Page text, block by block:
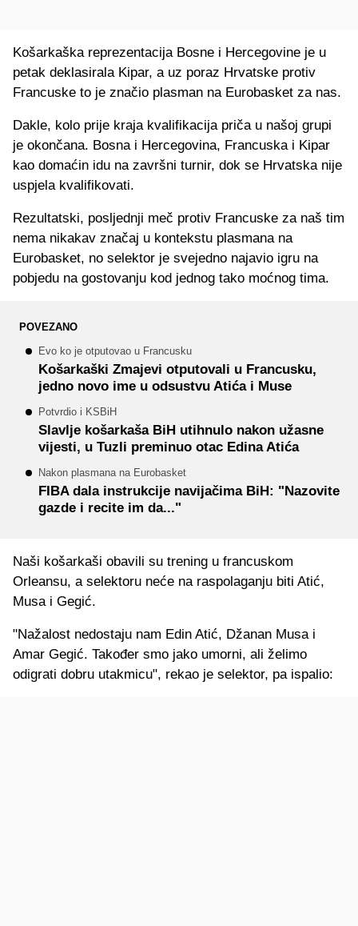
Košarkaška reprezentacija Bosne i Hercegovine je u
petak deklasirala Kipar, a uz poraz Hrvatske protiv
Francuske to je značio plasman na Eurobasket za nas.
Dakle, kolo prije kraja kvalifikacija priča u našoj grupi
je okončana. Bosna i Hercegovina, Francuska i Kipar
kao domaćin idu na završni turnir, dok se Hrvatska nije
uspjela kvalifikovati.
Rezultatski, posljednji meč protiv Francuske za naš tim
nema nikakav značaj u kontekstu plasmana na
Eurobasket, no selektor je svejedno najavio igru na
pobjedu na gostovanju kod jednog tako moćnog tima.
POVEZANO
Evo ko je otputovao u Francusku
Košarkaški Zmajevi otputovali u Francusku,
jedno novo ime u odsustvu Atića i Muse
Potvrdio i KSBiH
Slavlje košarkaša BiH utihnulo nakon užasne
vijesti, u Tuzli preminuo otac Edina Atića
Nakon plasmana na Eurobasket
FIBA dala instrukcije navijačima BiH: "Nazovite
gazde i recite im da..."
Naši košarkaši obavili su trening u francuskom
Orleansu, a selektoru neće na raspolaganju biti Atić,
Musa i Gegić.
"Nažalost nedostaju nam Edin Atić, Džanan Musa i
Amar Gegić. Također smo jako umorni, ali želimo
odigrati dobru utakmicu", rekao je selektor, pa ispalio: